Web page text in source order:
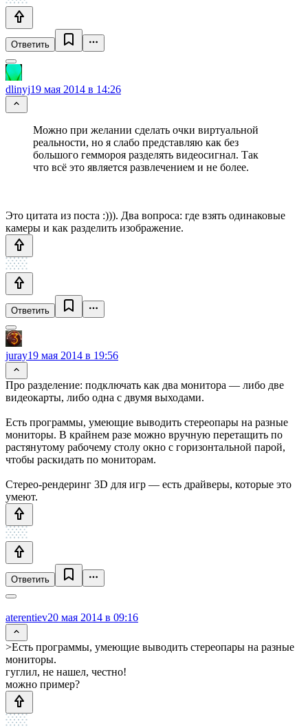
Ответить
dlinyj19 мая 2014 в 14:26
Можно при желании сделать очки виртуальной
реальности, но я слабо представляю как без
большого геммороя разделять видеосигнал. Так
что всё это является развлечением и не более.
Это цитата из поста :))). Два вопроса: где взять одинаковые
камеры и как разделить изображение.
Ответить
juray19 мая 2014 в 19:56
Про разделение: подключать как два монитора — либо две
видеокарты, либо одна с двумя выходами.
Есть программы, умеющие выводить стереопары на разные
мониторы. В крайнем разе можно вручную перетащить по
растянутому рабочему столу окно с горизонтальной парой,
чтобы раскидать по мониторам.
Стерео-рендеринг 3D для игр — есть драйверы, которые это
умеют.
Ответить
aterentiev20 мая 2014 в 09:16
>Есть программы, умеющие выводить стереопары на разные
мониторы.
гуглил, не нашел, честно!
можно пример?